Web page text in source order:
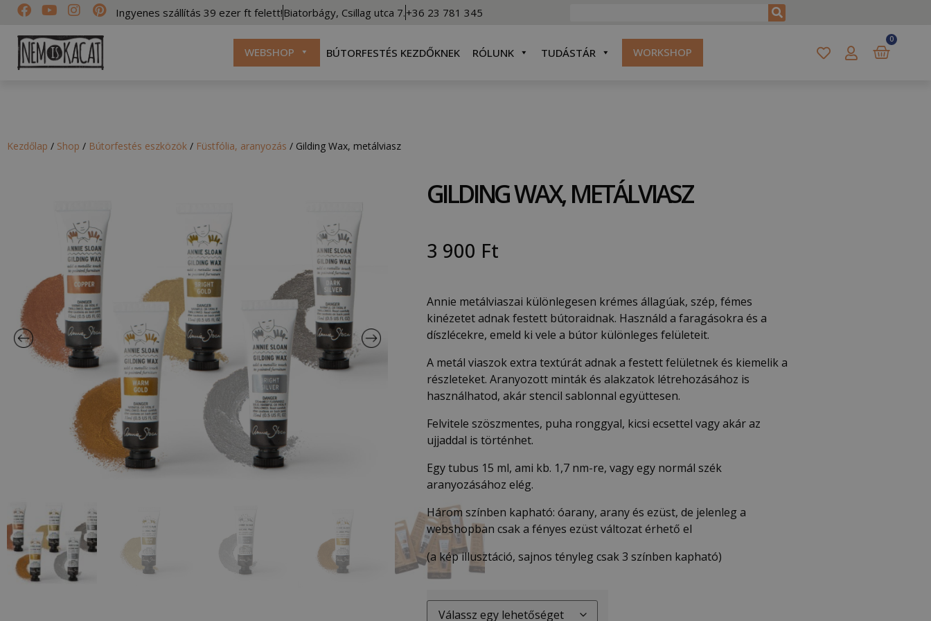
Ingyenes szállítás 39 ezer ft felett!Biatorbágy, Csillag utca 7.+36 23 781 345
WEBSHOP BÚTORFESTÉS KEZDŐKNEK RÓLUNK TUDÁSTÁR WORKSHOP
0
Kezdőlap / Shop / Bútorfestés eszközök / Füstfólia, aranyozás / Gilding Wax, metálviasz
GILDING WAX, METÁLVIASZ
3 900 Ft
Annie metálviaszai különlegesen krémes állagúak, szép, fémes
kinézetet adnak festett bútoraidnak. Használd a faragásokra és a
díszlécekre, emeld ki vele a bútor különleges felületeit.
A metál viaszok extra textúrát adnak a festett felületnek és kiemelik a
részleteket. Aranyozott minták és alakzatok létrehozásához is
használhatod, akár stencil sablonnal együttesen.
Felvitele szöszmentes, puha ronggyal, kicsi ecsettel vagy akár az
ujjaddal is történhet.
Egy tubus 15 ml, ami kb. 1,7 nm-re, vagy egy normál szék
aranyozásához elég.
Három színben kapható: óarany, arany és ezüst, de jelenleg a
webshopban csak a fényes ezüst változat érhető el
(a kép illusztáció, sajnos tényleg csak 3 színben kapható)